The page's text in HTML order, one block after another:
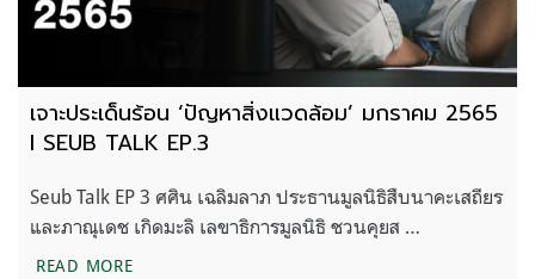
เจาะประเด็นร้อน ‘ปัญหาสิ่งแวดล้อม’ มกราคม 2565
l SEUB TALK EP.3
Seub Talk EP 3 ศศิน เฉลิมลาภ ประธานมูลนิธิสืบนาคะเสถียร
และภาณุเดช เกิดมะลิ เลขาธิการมูลนิธิ ชวนคุยส …
READ MOREเจาะประเด็นร้อน ‘ปัญหาสิ่งแวดล้อม’ มกราคม 2565 L